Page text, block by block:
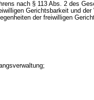
nach § 113 Abs. 2 des
Gerichtsbarkeit und der
der freiwilligen